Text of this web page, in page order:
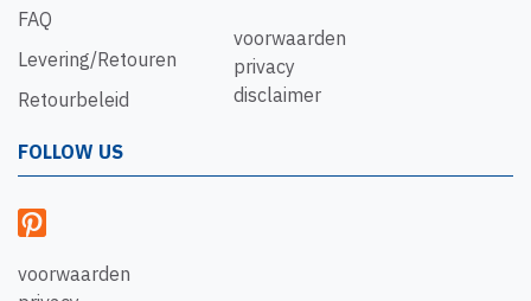
FAQ
Levering/Retouren
Retourbeleid
voorwaarden
privacy
disclaimer
FOLLOW US
voorwaarden